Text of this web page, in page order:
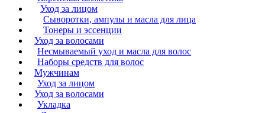
Уход за лицом
Сыворотки, ампулы и масла для лица
Тонеры и эссенции
Уход за волосами
Несмываемый уход и масла для волос
Наборы средств для волос
Мужчинам
Уход за лицом
Уход за волосами
Укладка